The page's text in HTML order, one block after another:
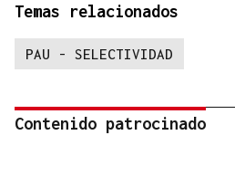
Temas relacionados
PAU - SELECTIVIDAD
Contenido patrocinado